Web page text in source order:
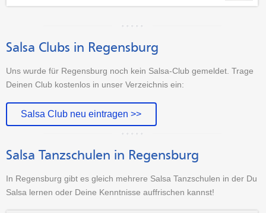
Salsa Clubs in Regensburg
Uns wurde für Regensburg noch kein Salsa-Club gemeldet. Trage
Deinen Club kostenlos in unser Verzeichnis ein:
Salsa Club neu eintragen >>
Salsa Tanzschulen in Regensburg
In Regensburg gibt es gleich mehrere Salsa Tanzschulen in der Du
Salsa lernen oder Deine Kenntnisse auffrischen kannst!